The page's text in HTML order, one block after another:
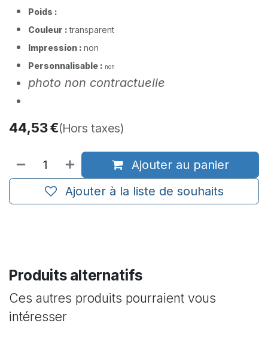
Poids :
Couleur :transparent
Impression : non
Personnalisable : non
photo non contractuelle
44,53€(Hors taxes)
Ajouter au panier
Ajouter à la liste de souhaits
Produits alternatifs
Ces autres produits pourraient vous
intéresser